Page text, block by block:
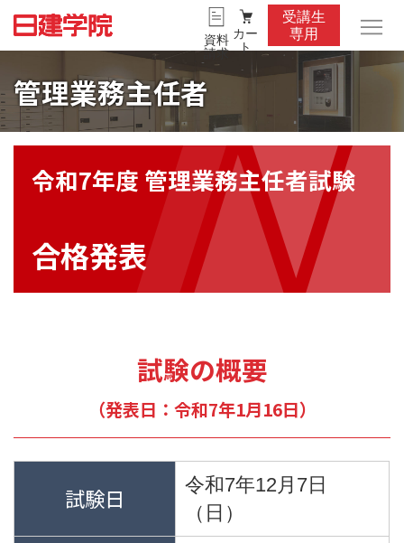
資料
請求
カー
ト
受講生
専用
管理業務主任者
令和7年度 管理業務主任者試験
合格発表
試験の概要
（発表日：令和7年1月16日）
試験日
令和7年12月7日
（日）